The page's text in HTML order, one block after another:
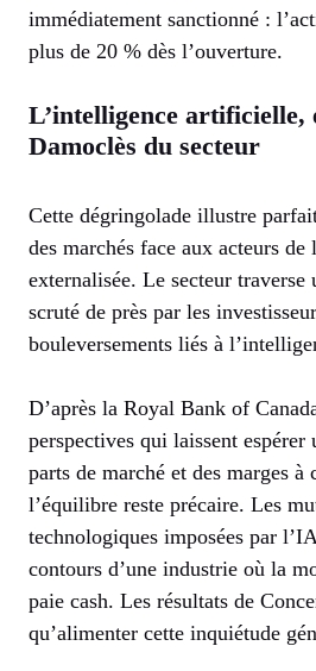
immédiatement sanctionné :
plus de 20 % dès l’ouverture.
L’intelligence artificielle,
Damoclès du secteur
Cette dégringolade illustre
des marchés face aux acteurs
externalisée. Le secteur traverse
scruté de près par les
bouleversements liés à
D’après la Royal Bank of
perspectives qui laissent espérer
parts de marché et des marges à
l’équilibre reste précaire. Les
technologiques imposées par
contours d’une industrie où la
paie cash. Les résultats de
qu’alimenter cette inquiétude